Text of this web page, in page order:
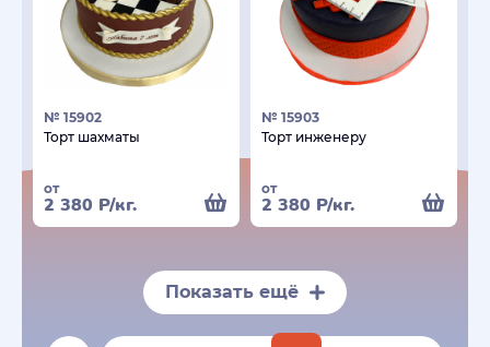
№ 15902
Торт шахматы
от
2 380 Р/кг.
№ 15903
Торт инженеру
от
2 380 Р/кг.
Показать ещё